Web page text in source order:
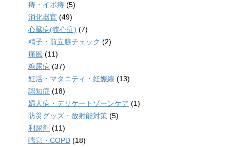
痔・イボ痔 (5)
消化器官 (49)
心臓病(狭心症) (7)
精子・前立腺チェック (2)
痛風 (11)
糖尿病 (37)
妊活・マタニティ・妊娠線 (13)
認知症 (18)
婦人病・デリケートゾーンケア (1)
防災グッズ・放射能対策 (5)
利尿剤 (11)
喘息・COPD (18)